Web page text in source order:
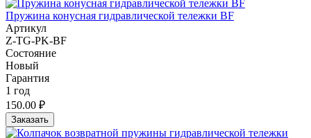
Пружина конусная гидравлической тележки BF
Артикул
Z-TG-PK-BF
Состояние
Новый
Гарантия
1 год
150.00 ₽
Заказать